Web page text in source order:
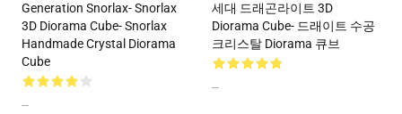
Generation Snorlax- Snorlax
3D Diorama Cube- Snorlax
Handmade Crystal Diorama
Cube
--
세대 드래곤라이트 3D
Diorama Cube- 드래이트 수공
크리스탈 Diorama 큐브
--